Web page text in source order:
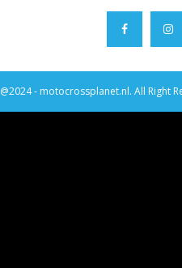
@2024 - motocrossplanet.nl. All Right